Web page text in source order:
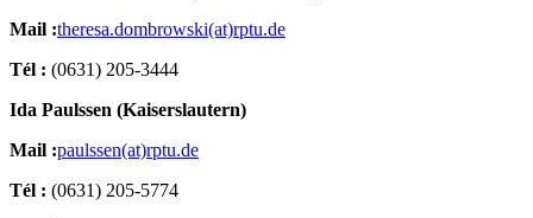
Mail :theresa.dombrowski(at)rptu.de
Tél : (0631) 205-3444
Ida Paulssen (Kaiserslautern)
Mail :paulssen(at)rptu.de
Tél : (0631) 205-5774